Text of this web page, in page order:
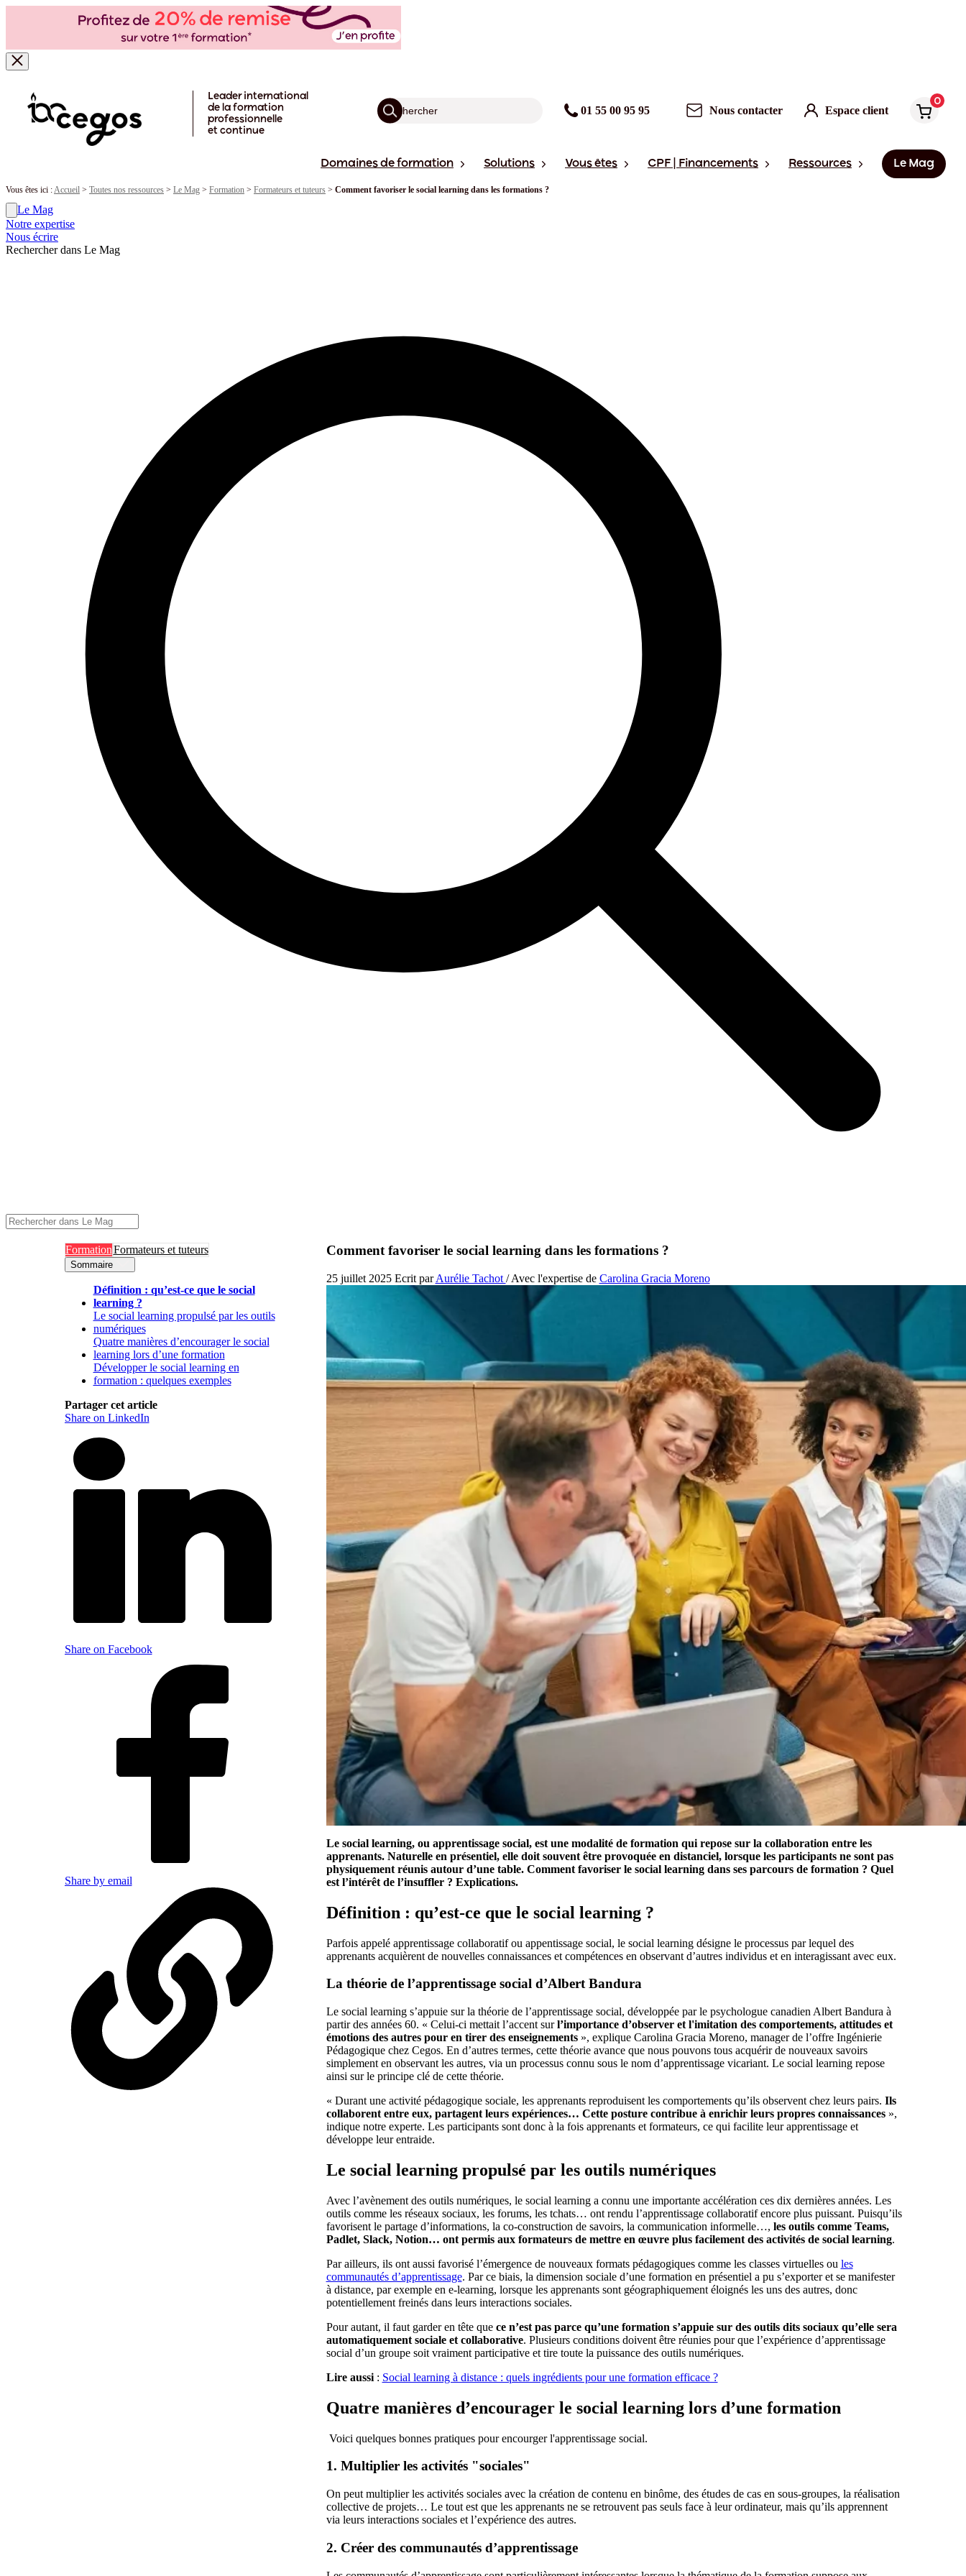
Leader international
de la formation
professionnelle
et continue
01 55 00 95 95 Nous contacter Espace client
0
Domaines de formation Solutions Vous êtes CPF | Financements Ressources Le Mag
Vous êtes ici :Accueil > Toutes nos ressources > Le Mag > Formation > Formateurs et tuteurs > Comment favoriser le social learning dans les formations ?
Le Mag
Notre expertise
Nous écrire
Rechercher dans Le Mag
FormationFormateurs et tuteurs
Sommaire
Définition : qu’est-ce que le social
learning ?
Le social learning propulsé par les outils
numériques
Quatre manières d’encourager le social
learning lors d’une formation
Développer le social learning en
formation : quelques exemples
Partager cet article
Share on LinkedIn
Share on Facebook
Share by email
Comment favoriser le social learning dans les formations ?
25 juillet 2025 Ecrit parAurélie Tachot / Avec l'expertise de Carolina Gracia Moreno
Le social learning, ou apprentissage social, est une modalité de formation qui repose sur la collaboration entre les
apprenants. Naturelle en présentiel, elle doit souvent être provoquée en distanciel, lorsque les participants ne sont pas
physiquement réunis autour d’une table. Comment favoriser le social learning dans ses parcours de formation ? Quel
est l’intérêt de l’insuffler ? Explications.
Définition : qu’est-ce que le social learning ?
Parfois appelé apprentissage collaboratif ou appentissage social, le social learning désigne le processus par lequel des
apprenants acquièrent de nouvelles connaissances et compétences en observant d’autres individus et en interagissant avec eux.
La théorie de l’apprentissage social d’Albert Bandura
Le social learning s’appuie sur la théorie de l’apprentissage social, développée par le psychologue canadien Albert Bandura à
partir des années 60. « Celui-ci mettait l’accent surl’importance d’observer et l'imitation des comportements, attitudes et
émotions des autres pour en tirer des enseignements», explique Carolina Gracia Moreno, manager de l’offre Ingénierie
Pédagogique chez Cegos. En d’autres termes, cette théorie avance que nous pouvons tous acquérir de nouveaux savoirs
simplement en observant les autres, via un processus connu sous le nom d’apprentissage vicariant. Le social learning repose
ainsi sur le principe clé de cette théorie.
« Durant une activité pédagogique sociale, les apprenants reproduisent les comportements qu’ils observent chez leurs pairs. Ils
collaborent entre eux, partagent leurs expériences… Cette posture contribue à enrichir leurs propres connaissances»,
indique notre experte. Les participants sont donc à la fois apprenants et formateurs, ce qui facilite leur apprentissage et
développe leur entraide.
Le social learning propulsé par les outils numériques
Avec l’avènement des outils numériques, le social learning a connu une importante accélération ces dix dernières années. Les
outils comme les réseaux sociaux, les forums, les tchats… ont rendu l’apprentissage collaboratif encore plus puissant. Puisqu’ils
favorisent le partage d’informations, la co-construction de savoirs, la communication informelle…, les outils comme Teams,
Padlet, Slack, Notion… ont permis aux formateurs de mettre en œuvre plus facilement des activités de social learning.
Par ailleurs, ils ont aussi favorisé l’émergence de nouveaux formats pédagogiques comme les classes virtuelles ou les
communautés d’apprentissage. Par ce biais, la dimension sociale d’une formation en présentiel a pu s’exporter et se manifester
à distance, par exemple en e-learning, lorsque les apprenants sont géographiquement éloignés les uns des autres, donc
potentiellement freinés dans leurs interactions sociales.
Pour autant, il faut garder en tête que ce n’est pas parce qu’une formation s’appuie sur des outils dits sociaux qu’elle sera
automatiquement sociale et collaborative. Plusieurs conditions doivent être réunies pour que l’expérience d’apprentissage
social d’un groupe soit vraiment participative et tire toute la puissance des outils numériques.
Lire aussi: Social learning à distance : quels ingrédients pour une formation efficace ?
Quatre manières d’encourager le social learning lors d’une formation
Voici quelques bonnes pratiques pour encourger l'apprentissage social.
1. Multiplier les activités "sociales"
On peut multiplier les activités sociales avec la création de contenu en binôme, des études de cas en sous-groupes, la réalisation
collective de projets… Le tout est que les apprenants ne se retrouvent pas seuls face à leur ordinateur, mais qu’ils apprennent
via leurs interactions sociales et l’expérience des autres.
2. Créer des communautés d’apprentissage